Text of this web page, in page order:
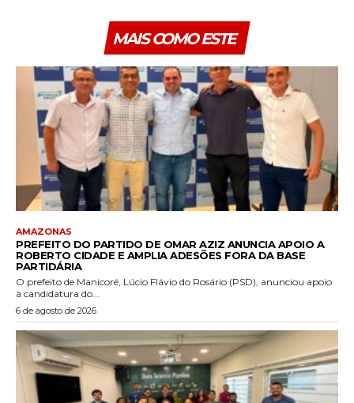
MAIS COMO ESTE
AMAZONAS
PREFEITO DO PARTIDO DE OMAR AZIZ ANUNCIA APOIO A
ROBERTO CIDADE E AMPLIA ADESÕES FORA DA BASE
PARTIDÁRIA
O prefeito de Manicoré, Lúcio Flávio do Rosário (PSD), anunciou apoio
à candidatura do...
6 de agosto de 2026